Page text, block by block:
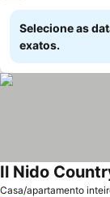
Selecione as
exatos.
Casa/apartamento
Il Nido